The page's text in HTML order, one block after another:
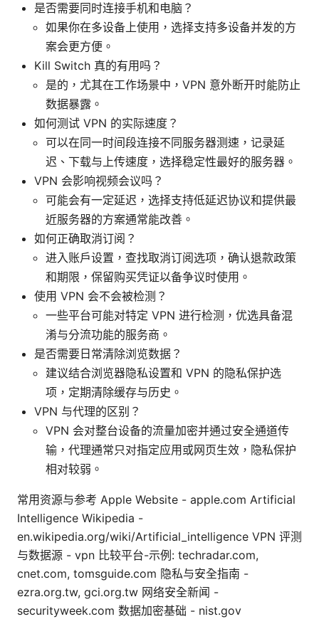
是否需要同时连接手机和电脑？
如果你在多设备上使用，选择支持多设备并发的方
案会更方便。
Kill Switch 真的有用吗？
是的，尤其在工作场景中，VPN 意外断开时能防止
数据暴露。
如何测试 VPN 的实际速度？
可以在同一时间段连接不同服务器测速，记录延
迟、下载与上传速度，选择稳定性最好的服务器。
VPN 会影响视频会议吗？
可能会有一定延迟，选择支持低延迟协议和提供最
近服务器的方案通常能改善。
如何正确取消订阅？
进入账户设置，查找取消订阅选项，确认退款政策
和期限，保留购买凭证以备争议时使用。
使用 VPN 会不会被检测？
一些平台可能对特定 VPN 进行检测，优选具备混
淆与分流功能的服务商。
是否需要日常清除浏览数据？
建议结合浏览器隐私设置和 VPN 的隐私保护选
项，定期清除缓存与历史。
VPN 与代理的区别？
VPN 会对整台设备的流量加密并通过安全通道传
输，代理通常只对指定应用或网页生效，隐私保护
相对较弱。
常用资源与参考 Apple Website - apple.com Artificial
Intelligence Wikipedia -
en.wikipedia.org/wiki/Artificial_intelligence VPN 评测
与数据源 - vpn 比较平台-示例: techradar.com,
cnet.com, tomsguide.com 隐私与安全指南 -
ezra.org.tw, gci.org.tw 网络安全新闻 -
securityweek.com 数据加密基础 - nist.gov